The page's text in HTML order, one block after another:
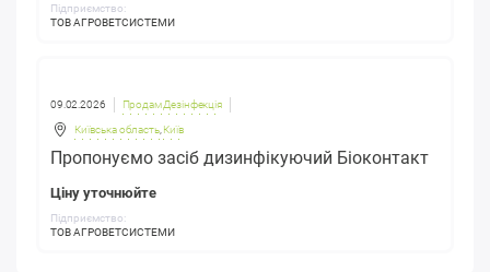
Підприємство:
ТОВ АГРОВЕТСИСТЕМИ
09.02.2026 Продам Дезінфекція
Київська область, Київ
Пропонуємо засіб дизинфікуючий Біоконтакт
Ціну уточнюйте
Підприємство:
ТОВ АГРОВЕТСИСТЕМИ